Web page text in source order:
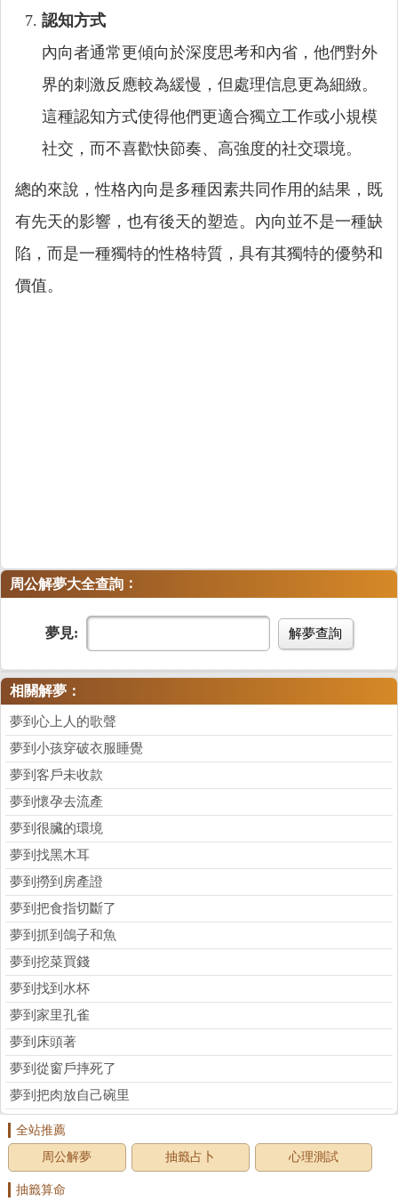
認知方式
內向者通常更傾向於深度思考和內省，他們對外
界的刺激反應較為緩慢，但處理信息更為細緻。
這種認知方式使得他們更適合獨立工作或小規模
社交，而不喜歡快節奏、高強度的社交環境。
總的來說，性格內向是多種因素共同作用的結果，既
有先天的影響，也有後天的塑造。內向並不是一種缺
陷，而是一種獨特的性格特質，具有其獨特的優勢和
價值。
周公解夢大全查詢 ：
夢見: 解夢查詢
相關解夢：
夢到心上人的歌聲
夢到小孩穿破衣服睡覺
夢到客戶未收款
夢到懷孕去流產
夢到很臟的環境
夢到找黑木耳
夢到撈到房產證
夢到把食指切斷了
夢到抓到鴿子和魚
夢到挖菜買錢
夢到找到水杯
夢到家里孔雀
夢到床頭著
夢到從窗戶摔死了
夢到把肉放自己碗里
全站推薦
周公解夢
抽籤占卜 心理測試
抽籤算命